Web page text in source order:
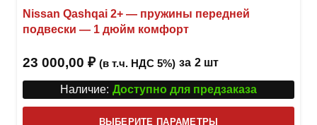
Nissan Qashqai 2+ — пружины передней
подвески — 1 дюйм комфорт
23 000,00 ₽ (в т.ч. НДС 5%) за 2 шт
Наличие: Доступно для предзаказа
ВЫБЕРИТЕ ПАРАМЕТРЫ